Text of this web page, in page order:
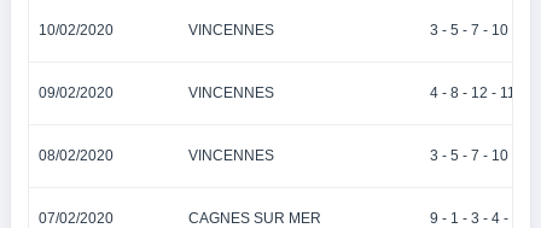
10/02/2020 VINCENNES 3 - 5 - 7 - 10 - 9
09/02/2020 VINCENNES 4 - 8 - 12 - 11 - 6
08/02/2020 VINCENNES 3 - 5 - 7 - 10 - 6
07/02/2020 CAGNES SUR MER 9 - 1 - 3 - 4 - 11